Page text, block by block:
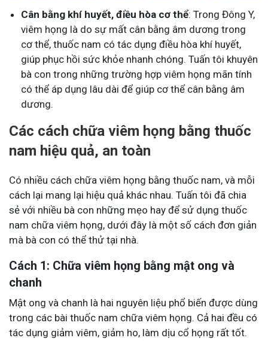
Cân bằng khí huyết, điều hòa cơ thể: Trong Đông Y,
viêm họng là do sự mất cân bằng âm dương trong
cơ thể, thuốc nam có tác dụng điều hòa khí huyết,
giúp phục hồi sức khỏe nhanh chóng. Tuấn tôi khuyên
bà con trong những trường hợp viêm họng mãn tính
có thể áp dụng lâu dài để giúp cơ thể cân bằng âm
dương.
Các cách chữa viêm họng bằng thuốc
nam hiệu quả, an toàn
Có nhiều cách chữa viêm họng bằng thuốc nam, và mỗi
cách lại mang lại hiệu quả khác nhau. Tuấn tôi đã chia
sẻ với nhiều bà con những mẹo hay để sử dụng thuốc
nam chữa viêm họng, dưới đây là một số cách đơn giản
mà bà con có thể thử tại nhà.
Cách 1: Chữa viêm họng bằng mật ong và
chanh
Mật ong và chanh là hai nguyên liệu phổ biến được dùng
trong các bài thuốc nam chữa viêm họng. Cả hai đều có
tác dụng giảm viêm, giảm ho, làm dịu cổ họng rất tốt.